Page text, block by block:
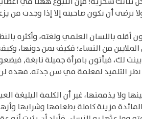
ترضى أن تكون صاحبته إلا إذا وجدت
أقله باللسان العلمي ولغته، وأكثره
من النساء؛ فكيف بمن دونها،
لك، فيأتون بامرأة جميلة نابغة,
التلميذ لمعلمة في سن جدته. فهذه
ولا يذممنها، غير أن الكلمة
مزينة كاملة بطعامها وشرابها